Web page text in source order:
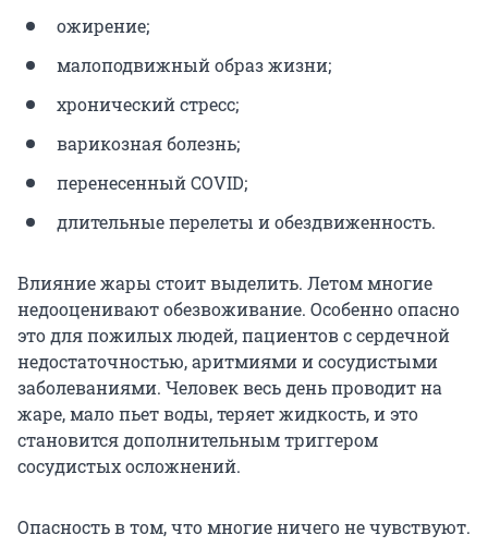
ожирение;
малоподвижный образ жизни;
хронический стресс;
варикозная болезнь;
перенесенный COVID;
длительные перелеты и обездвиженность.
Влияние жары стоит выделить. Летом многие
недооценивают обезвоживание. Особенно опасно
это для пожилых людей, пациентов с сердечной
недостаточностью, аритмиями и сосудистыми
заболеваниями. Человек весь день проводит на
жаре, мало пьет воды, теряет жидкость, и это
становится дополнительным триггером
сосудистых осложнений.
Опасность в том, что многие ничего не чувствуют.